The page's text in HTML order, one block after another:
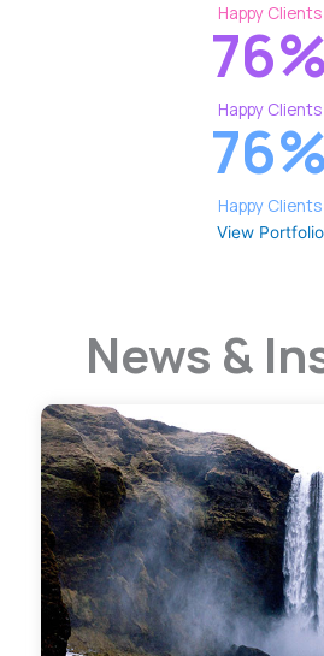
Happy Clients
76%
Happy Clients
76%
Happy Clients
View Portfolio
News &